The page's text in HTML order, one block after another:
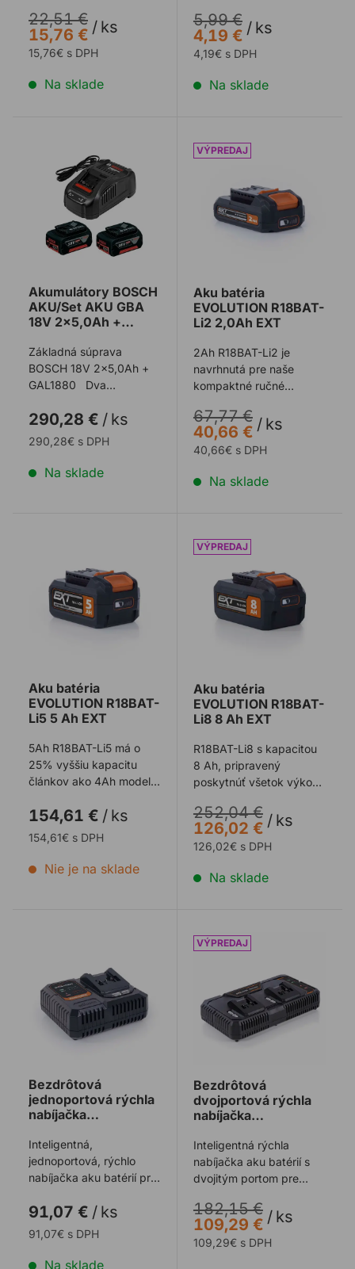
22,51 €
15,76 € / ks
15,76€ s DPH
Na sklade
5,99 €
4,19 € / ks
4,19€ s DPH
Na sklade
Akumulátory BOSCH AKU/Set AKU GBA 18V 2x5,0Ah
Akumulátory BOSCH
AKU/Set AKU GBA
18V 2x5,0Ah +
Základná súprava
BOSCH 18V 2x5,0Ah +
GAL1880 Dva
s kapacitou 5,0 Ah
a rýchlonabíj ...
290,28 € / ks
290,28€ s DPH
Na sklade
Aku batéria EVOLUTION
Aku batéria
EVOLUTION R18BAT-
Li2 2,0Ah EXT
2Ah R18BAT-Li2 je
navrhnutá pre naše
kompaktné ručné
hmotnosť a jednoduchá
...
67,77 €
40,66 € / ks
40,66€ s DPH
Na sklade
Aku batéria EVOLUTION R18BAT-Li5 5 Ah EXT
Aku batéria
EVOLUTION R18BAT-
Li5 5 Ah EXT
5Ah R18BAT-Li5 má o
25% vyššiu kapacitu
článkov ako 4Ah model,
dlhšie doby chodu ...
154,61 € / ks
154,61€ s DPH
Nie je na sklade
Aku batéria EVOLUTION
Aku batéria
EVOLUTION R18BAT-
Li8 8 Ah EXT
R18BAT-Li8 s kapacitou
8 Ah, pripravený
poskytnúť všetok výkon
prevádzky, ktorú pot ...
252,04 €
126,02 € / ks
126,02€ s DPH
Na sklade
Bezdrôtová jednoportová rýchla nabíjačka
Bezdrôtová
jednoportová rýchla
nabíjačka
R18RCH-Li1 18V Li-
Ion EXT
Inteligentná,
jednoportová, rýchlo
nabíjačka aku batérií pre
18V pre elektri ...
91,07 € / ks
91,07€ s DPH
Na sklade
Bezdrôtová dvojportová
Bezdrôtová
dvojportová rýchla
nabíjačka
R18RCH-Li2 18V Li-
Ion EXT
Inteligentná rýchla
nabíjačka aku batérií s
dvojitým portom pre
elektrické náradie E ...
182,15 €
109,29 € / ks
109,29€ s DPH